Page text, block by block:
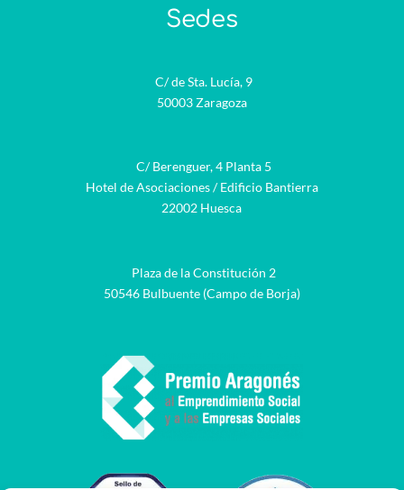
Sedes
C/ de Sta. Lucía, 9
50003 Zaragoza
C/ Berenguer, 4 Planta 5
Hotel de Asociaciones / Edificio Bantierra
22002 Huesca
Plaza de la Constitución 2
50546 Bulbuente (Campo de Borja)